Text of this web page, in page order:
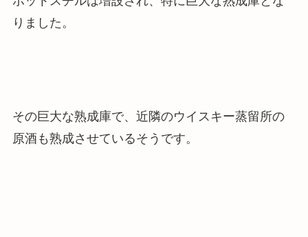
りました。
その巨大な熟成庫で、近隣のウイスキー蒸留所の
原酒も熟成させているそうです。